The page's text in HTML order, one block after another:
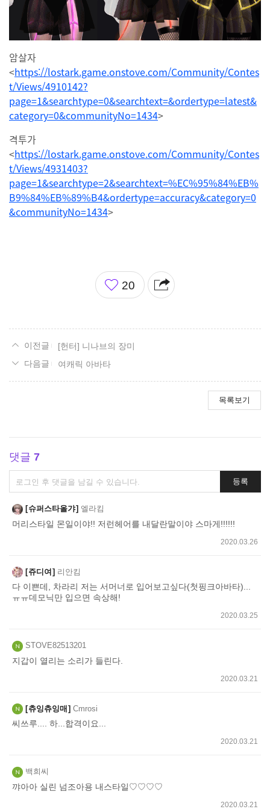
암살자
<https://lostark.game.onstove.com/Community/Contes
t/Views/4910142?
page=1&searchtype=0&searchtext=&ordertype=latest&
category=0&communityNo=1434>
격투가
<https://lostark.game.onstove.com/Community/Contes
t/Views/4931403?
page=1&searchtype=2&searchtext=%EC%95%84%EB%
B9%84%EB%89%B4&ordertype=accuracy&category=0
&communityNo=1434>
좋
아
20
[헌터] 니나브의 장미
여캐릭 아바타
목록보기
댓글 7
댓
글
쓰
기
등록
슈퍼스타올갸 엘라킴
머리스타일 몬일이야!! 저런헤어를 내달란말이야 스마게!!!!!!
2020.03.26
쥬디여 리안킴
다 이쁜데, 차라리 저는 서머너로 입어보고싶다(첫핑크아바타)...
ㅠㅠ데모닉만 입으면 속상해!
2020.03.25
STOVE82513201
지갑이 열리는 소리가 들린다.
2020.03.21
츄잉츄잉매 Cmrosi
씨쓰루.... 하...합격이요...
2020.03.21
백희씨
꺄아아 실린 넘조아용 내스타일♡♡♡♡
2020.03.21